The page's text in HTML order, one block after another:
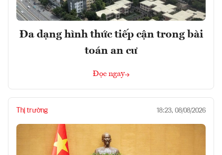
Đa dạng hình thức tiếp cận trong bài
toán an cư
Đọc ngay
Thị trường 18:23, 08/08/2026